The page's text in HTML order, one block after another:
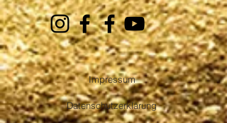
Impressum
Datenschutzerklärung